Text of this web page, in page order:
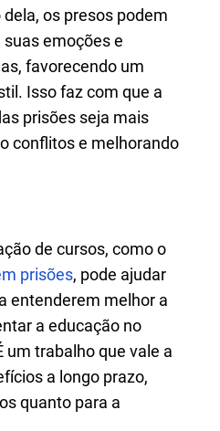
os presos podem
emoções e
favorecendo um
Isso faz com que a
prisões seja mais
conflitos e melhorando
de cursos, como o
prisões, pode ajudar
entenderem melhor a
a educação no
um trabalho que vale a
a longo prazo,
quanto para a